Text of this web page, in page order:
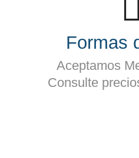
Formas
Aceptamos
Consulte